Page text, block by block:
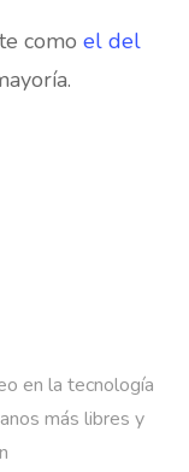
como el del
en la tecnología
más libres y